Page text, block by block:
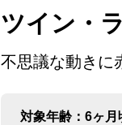
ツイン・
不思議な動きに
対象年齢：6ヶ月